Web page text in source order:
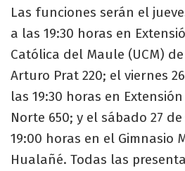
Las funciones serán el
a las 19:30 horas en
Católica del Maule (UCM)
Arturo Prat 220; el viernes
las 19:30 horas en
Norte 650; y el sábado 27
19:00 horas en el Gimnasio
Hualañé. Todas las